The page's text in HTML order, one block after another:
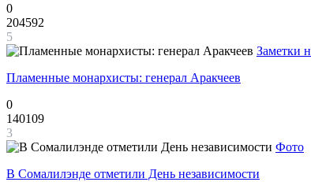
0
204592
5
Заметки
Пламенные монархисты: генерал Аракчеев
0
140109
3
Фото
В Сомалилэнде отметили День независимости